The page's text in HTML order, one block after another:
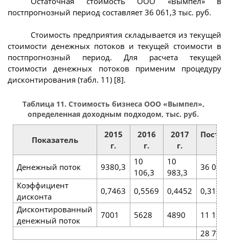
постпрогнозный период составляет 36 061,3 тыс. руб.
Стоимость предприятия складывается из текущей
стоимости денежных потоков и текущей стоимости в
постпрогнозный период. Для расчета текущей
стоимости денежных потоков применим процедуру
дисконтирования (табл. 11) [8].
Таблица 11. Стоимость бизнеса ООО «Вымпел»,
определенная доходным подходом, тыс. руб.
Показатель
2015
г.
2016
г.
2017
г.
Денежный поток 9380,3
10
106,3
10
983,3
36
Коэффициент
дисконта
0,7463 0,5569 0,4452
0,3102
Дисконтированный
денежный поток
7001 5628 4890
11 186
28 705